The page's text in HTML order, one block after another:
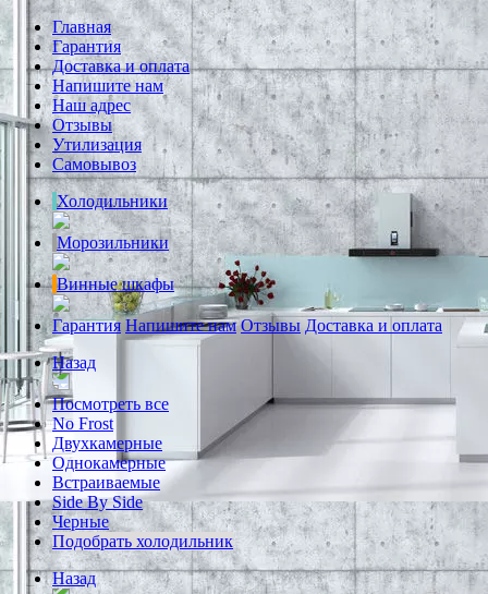
Главная
Гарантия
Доставка и оплата
Напишите нам
Наш адрес
Отзывы
Утилизация
Самовывоз
Холодильники
Морозильники
Винные шкафы
Гарантия Напишите нам Отзывы Доставка и оплата
Назад
Посмотреть все
No Frost
Двухкамерные
Однокамерные
Встраиваемые
Side By Side
Черные
Подобрать холодильник
Назад